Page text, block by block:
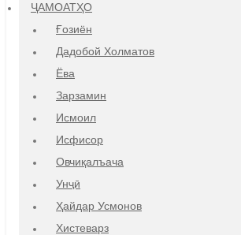
ҶАМОАТҲО
Ғозиён
Дадобой Холматов
Ёва
Зарзамин
Исмоил
Исфисор
Овчиқалъача
Унҷӣ
Ҳайдар Усмонов
Хистеварз